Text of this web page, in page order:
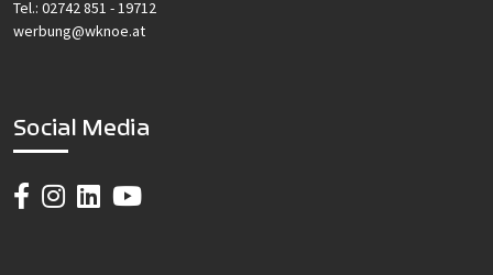
Tel.: 02742 851 - 19712
werbung@wknoe.at
Social Media